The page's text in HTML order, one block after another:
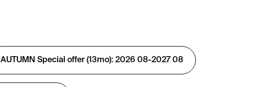
AUTUMN Special offer (13mo): 2026 08-2027 08